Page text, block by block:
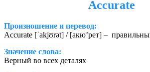
Accurate
Произношение и перевод:
Accurate [ˈakjʊrət] / [акю’рет] –
Значение слова:
Верный во всех деталях